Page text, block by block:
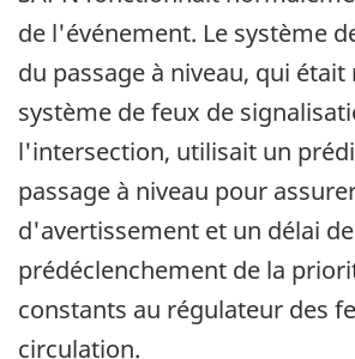
de l'événement. Le système
du passage à niveau, qui était
système de feux de
l'intersection, utilisait un
passage à niveau pour
d'avertissement et un délai de
prédéclenchement de la
constants au régulateur des
circulation.